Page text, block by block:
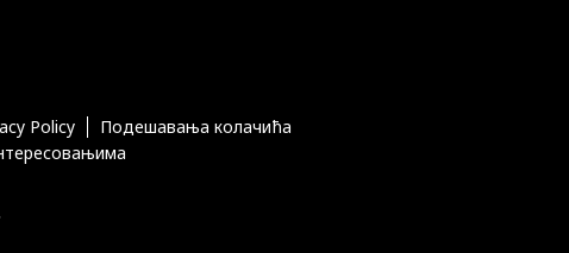
Policy
Подешавања колачића